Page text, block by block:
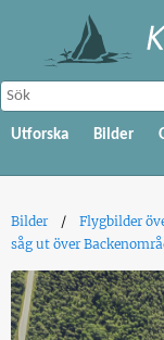
Utforska Bilder
Bilder Flygbilder
såg ut över